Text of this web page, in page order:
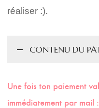
réaliser :).
CONTENU DU
Une fois ton paiement
immédiatement par mail :